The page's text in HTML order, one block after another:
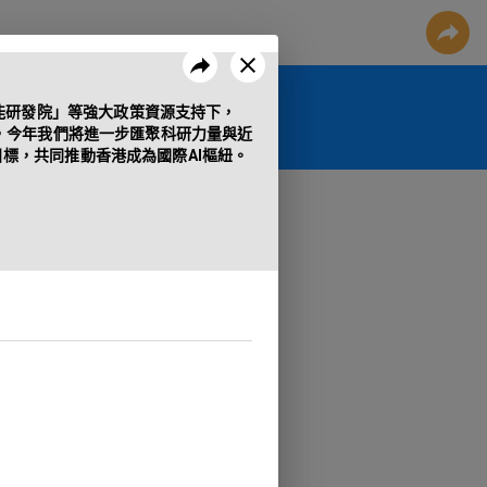
發院」等強大政策資源支持下，
年我們將進一步匯聚科研力量與近
，共同推動香港成為國際AI樞紐。